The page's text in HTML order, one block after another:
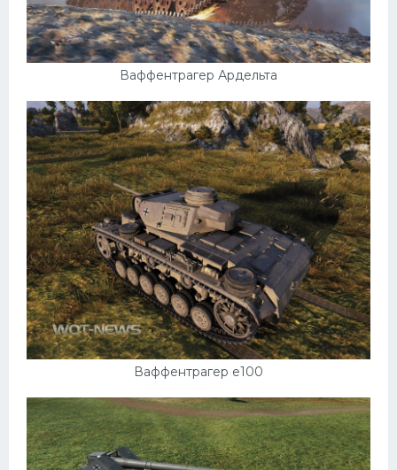
Ваффентрагер Ардельта
Ваффентрагер е100